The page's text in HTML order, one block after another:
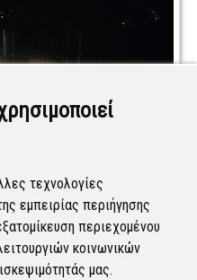
τεχνολογίες
εμπειρίας περιήγησης
περιεχομένου
κοινωνικών
μας.